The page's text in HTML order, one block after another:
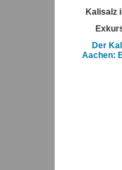
Kalisalz
Der
Aachen: